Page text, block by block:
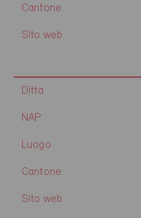
Cantone
Sito web
Ditta
NAP
Luogo
Cantone
Sito web